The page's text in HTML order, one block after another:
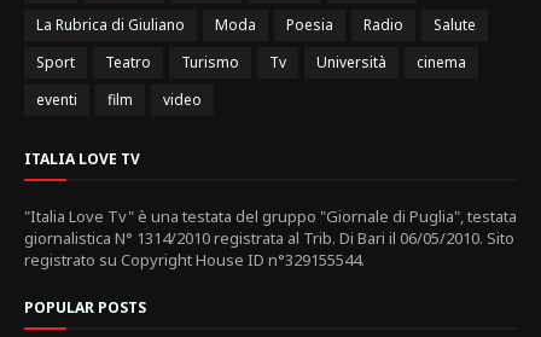
La Rubrica di Giuliano
Moda Poesia Radio
Salute
Sport
Teatro Turismo Tv Università
cinema
eventi
film video
ITALIA LOVE TV
"Italia Love Tv" è una testata del gruppo "Giornale di Puglia", testata
giornalistica N° 1314/2010 registrata al Trib. Di Bari il 06/05/2010. Sito
registrato su Copyright House ID n°329155544.
POPULAR POSTS